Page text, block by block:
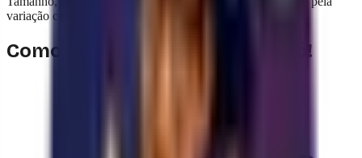
variação certa quando há mais de uma.
Como funciona com a yavendió!